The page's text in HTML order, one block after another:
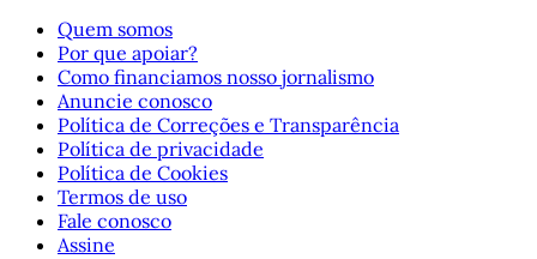
Quem somos
Por que apoiar?
Como financiamos nosso jornalismo
Anuncie conosco
Política de Correções e Transparência
Política de privacidade
Política de Cookies
Termos de uso
Fale conosco
Assine